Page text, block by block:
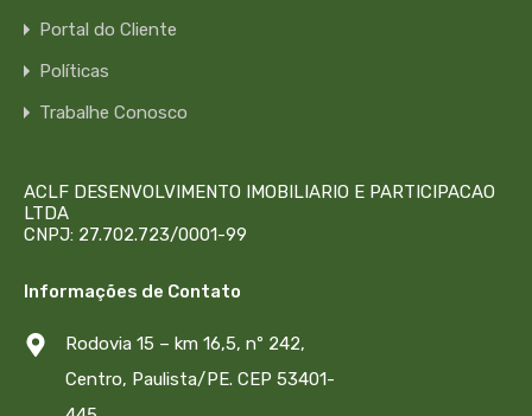
Portal do Cliente
Políticas
Trabalhe Conosco
ACLF DESENVOLVIMENTO IMOBILIARIO E PARTICIPACAO
LTDA
CNPJ: 27.702.723/0001-99
Informações de Contato
Rodovia 15 – km 16,5, nº 242,
Centro, Paulista/PE. CEP 53401-